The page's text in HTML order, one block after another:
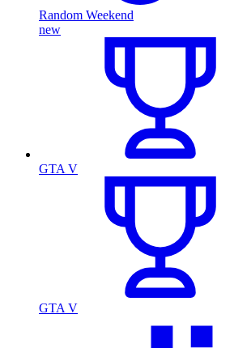
Random Weekend
new
GTA V
GTA V